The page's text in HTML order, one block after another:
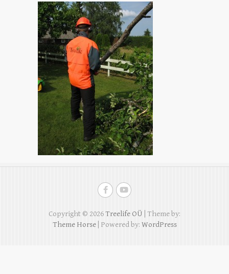
Copyright © 2026Treelife OÜ | Theme by:
Theme Horse| Powered by: WordPress